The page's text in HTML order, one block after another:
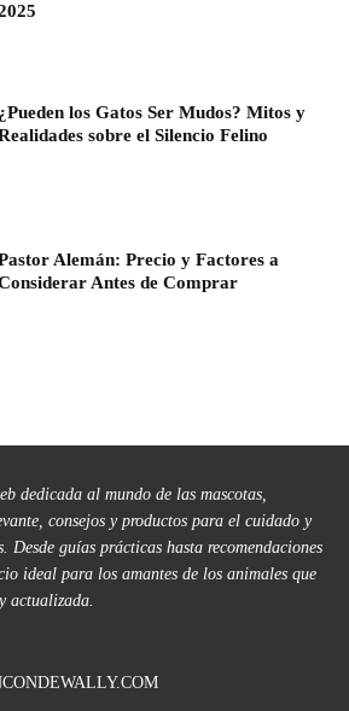
¿Pueden los Gatos Ser Mudos? Mitos y
sobre el Silencio Felino
Alemán: Precio y Factores a
Antes de Comprar
dedicada al mundo de las mascotas,
consejos y productos para el cuidado y
Desde guías prácticas hasta recomendaciones
ideal para los amantes de los animales que
actualizada.